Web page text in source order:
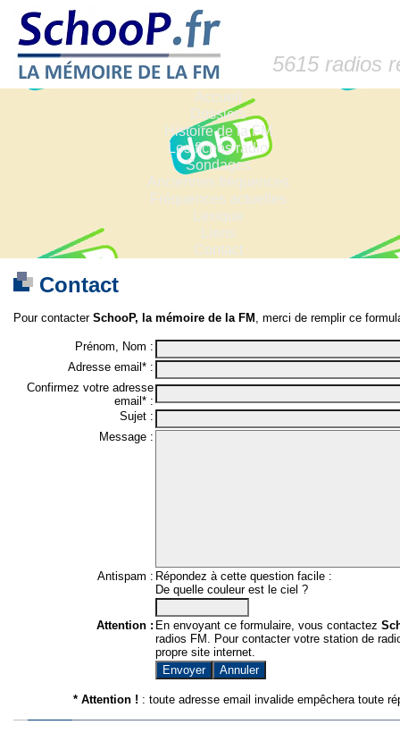
5615 radios
Accueil
Dossiers
Histoire de la FM
Les fiches radio
Sondages
Anciennes fréquences
Fréquences actuelles
Lexique
Liens
Contact
Contact
Pour contacter SchooP, la mémoire de la FM , merci de remplir ce
Prénom, Nom :
Adresse email* :
Confirmez votre adresse
email* :
Sujet :
Message :
Antispam : Répondez à cette question facile :
De quelle couleur est le ciel ?
Attention : En envoyant ce formulaire, vous contactez
radios FM. Pour contacter votre station de
propre site internet.
* Attention ! : toute adresse email invalide empêchera toute